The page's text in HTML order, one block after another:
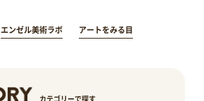
エンゼル美術ラボ アートをみる目
カテゴリーで探す